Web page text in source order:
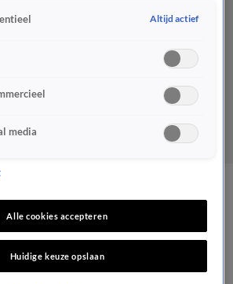
over optreden
'De beveiliger
Altijd actief
media
Alle cookies accepteren
Huidige keuze opslaan